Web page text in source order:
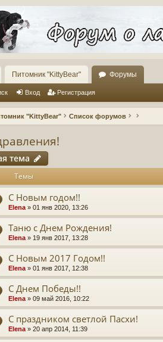
Питомник "KittyBear" Форумы
Вход Регистрация
"KittyBear" Список форумов
тема
Темы
С Новым годом!!
Elena » 01 янв 2020, 13:26
Таню с Днем Рождения!
Elena » 19 янв 2017, 13:28
С Новым 2017 Годом!!
Elena » 01 янв 2017, 12:38
С Днем Победы!!
Elena » 09 май 2016, 10:22
С праздником светлой Пасхи!
Elena » 20 апр 2014, 11:39